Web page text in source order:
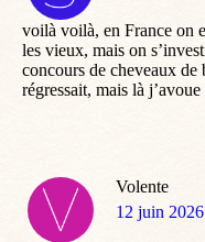
voilà voilà, en France on
les vieux, mais on
concours de cheveaux
régressait, mais là
Volente
dit
12 juin